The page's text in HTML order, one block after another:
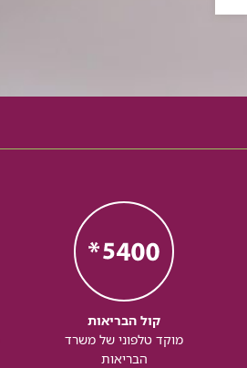
קול הבריאות
מוקד טלפוני של משרד
הבריאות